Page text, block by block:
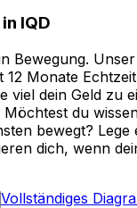
IQD
Bewegung.
12 Monate
viel dein Geld zu
du
bewegt? Lege
dich, wenn
Vollständiges